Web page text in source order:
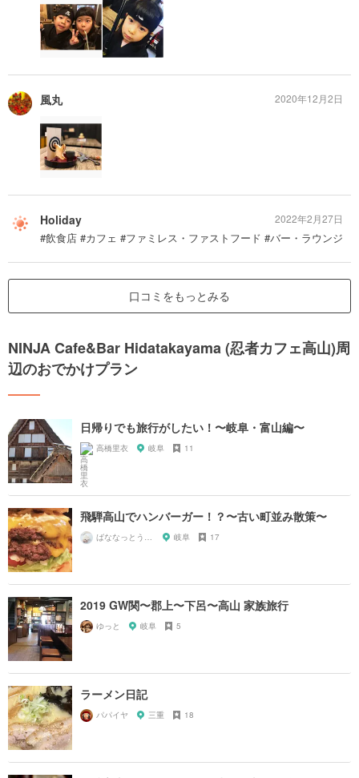
風丸 2020年12月2日
Holiday
#飲食店 #カフェ #ファミレス・ファストフード #バー・ラウンジ
2022年2月27日
口コミをもっとみる
NINJA Cafe&Bar Hidatakayama (忍者カフェ高山)周
辺のおでかけプラン
日帰りでも旅行がしたい！〜岐阜・富山編〜
高橋里衣 岐阜 11
飛騨高山でハンバーガー！？〜古い町並み散策〜
岐阜 17
2019 GW関〜郡上〜下呂〜高山 家族旅行
ゆっと 岐阜 5
ラーメン日記
パパイヤ 三重 18